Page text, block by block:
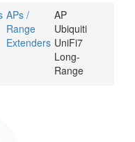
APs /
Range
Extenders
AP
Ubiquiti
UniFi7
Long-
Range